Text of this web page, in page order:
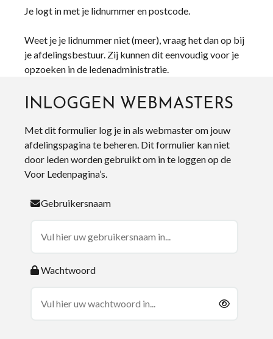
Je logt in met je lidnummer en postcode.
Weet je je lidnummer niet (meer), vraag het dan op bij
je afdelingsbestuur. Zij kunnen dit eenvoudig voor je
opzoeken in de ledenadministratie.
INLOGGEN WEBMASTERS
Met dit formulier log je in als webmaster om jouw
afdelingspagina te beheren. Dit formulier kan niet
door leden worden gebruikt om in te loggen op de
Voor Ledenpagina’s.
Gebruikersnaam
Wachtwoord